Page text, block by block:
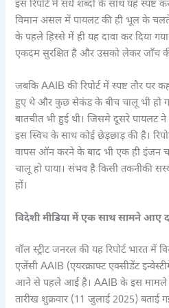
इस रिपोर्ट में सधे शब्दों के साथ यह स्पष्ट
विमान असल में पायलट की ही भूल के चलते
के पहले हिस्से में ही यह दावा कर दिया
एकदम सुरक्षित है और उसको लेकर जाँच
जबकि AAIB की रिपोर्ट में स्पष्ट तौर पर
हुए थे और कुछ सेकंड के बीच चालू भी हो
बातचीत भी हुई थी। जिसमे दूसरे पायलट
इस स्विच के साथ कोई छेड़छाड़ की है।
वापस ऑन करने के बाद भी एक ही इंजन
चालू हो पाया। संभव है किसी तकनीकी
हों।
विदेशी मीडिया में एक साथ सामने आए
वॉल स्ट्रीट जनरल की यह रिपोर्ट भारत में
एजेंसी AAIB (एयरक्राफ्ट एक्सीडेंट
आने से पहले आई है। AAIB के इस मामले में
तारीख शुक्रवार (11 जुलाई 2025) बताई